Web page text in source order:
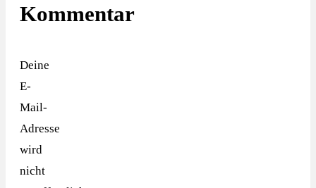
Kommentar
Deine
E-
Mail-
Adresse
wird
nicht